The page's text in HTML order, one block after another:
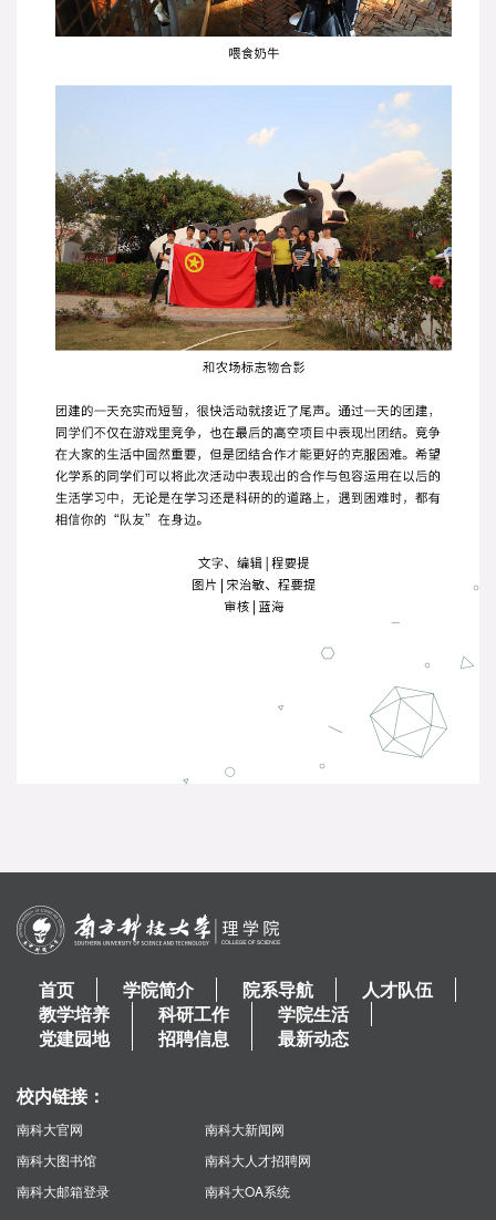
首页 学院简介 院系导航
人才队伍
教学培养
科研工作
学院生活
党建园地
招聘信息 最新动态
校内链接：
南科大官网
南科大新闻网
南科大图书馆
南科大人才招聘网
南科大邮箱登录
南科大OA系统